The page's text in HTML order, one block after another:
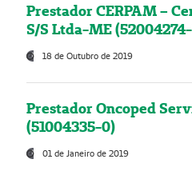
Prestador CERPAM –
S/S Ltda-ME
18 de Outubro de 2019
Prestador Oncoped
(51004335-0)
01 de Janeiro de 2019